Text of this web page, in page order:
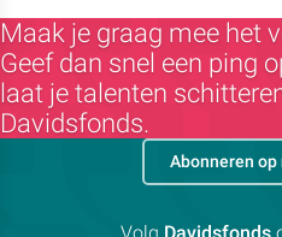
Maak je graag mee het
Geef dan snel een ping
laat je talenten
Davidsfonds.
Abonneren